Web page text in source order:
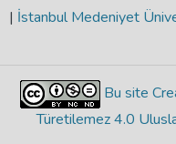
| İstanbul Medeniyet
Bu site
Türetilemez 4.0